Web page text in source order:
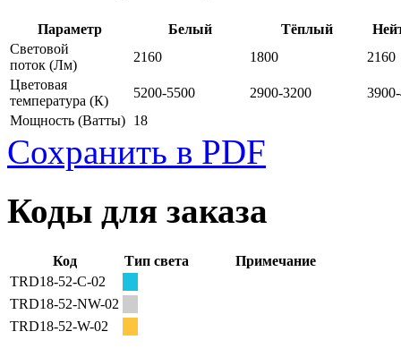
Параметр Белый Тёплый
Световой
поток (Лм)
2160 1800
2160
Цветовая
температура (К)
5200-5500 2900-3200
Мощность (Ватты) 18
Сохранить в PDF
Коды для заказа
Код Тип света
Примечание
TRD18-52-C-02
TRD18-52-NW-02
TRD18-52-W-02